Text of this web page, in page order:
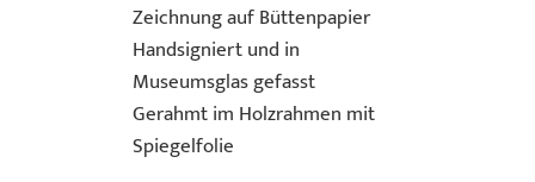
Zeichnung auf Büttenpapier
Handsigniert und in
Museumsglas gefasst
Gerahmt im Holzrahmen mit
Spiegelfolie